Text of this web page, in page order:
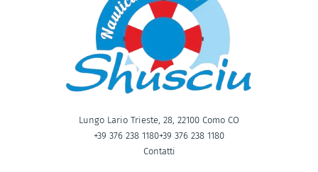
Lungo Lario Trieste, 28, 22100 Como CO
+39 376 238 1180+39 376 238 1180
Contatti